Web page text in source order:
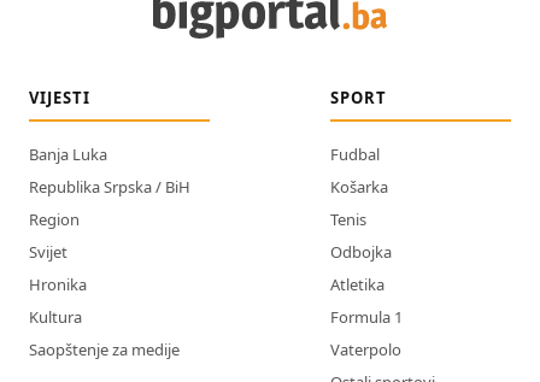
VIJESTI
Banja Luka
Republika Srpska / BiH
Region
Svijet
Hronika
Kultura
Saopštenje za medije
SPORT
Fudbal
Košarka
Tenis
Odbojka
Atletika
Formula 1
Vaterpolo